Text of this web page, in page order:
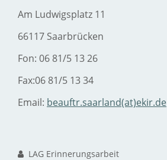
Am Ludwigsplatz 11
66117 Saarbrücken
Fon: 06 81/5 13 26
Fax:06 81/5 13 34
Email: beauftr.saarland(at)ekir.de
LAG Erinnerungsarbeit